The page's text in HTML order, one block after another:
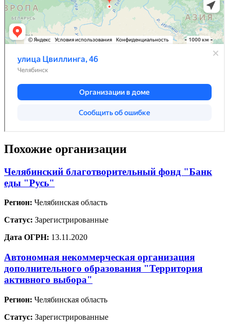
Похожие организации
Челябинский благотворительный фонд "Банк
еды "Русь"
Регион: Челябинская область
Статус: Зарегистрированные
Дата ОГРН: 13.11.2020
Автономная некоммерческая организация
дополнительного образования "Территория
активного выбора"
Регион: Челябинская область
Статус: Зарегистрированные